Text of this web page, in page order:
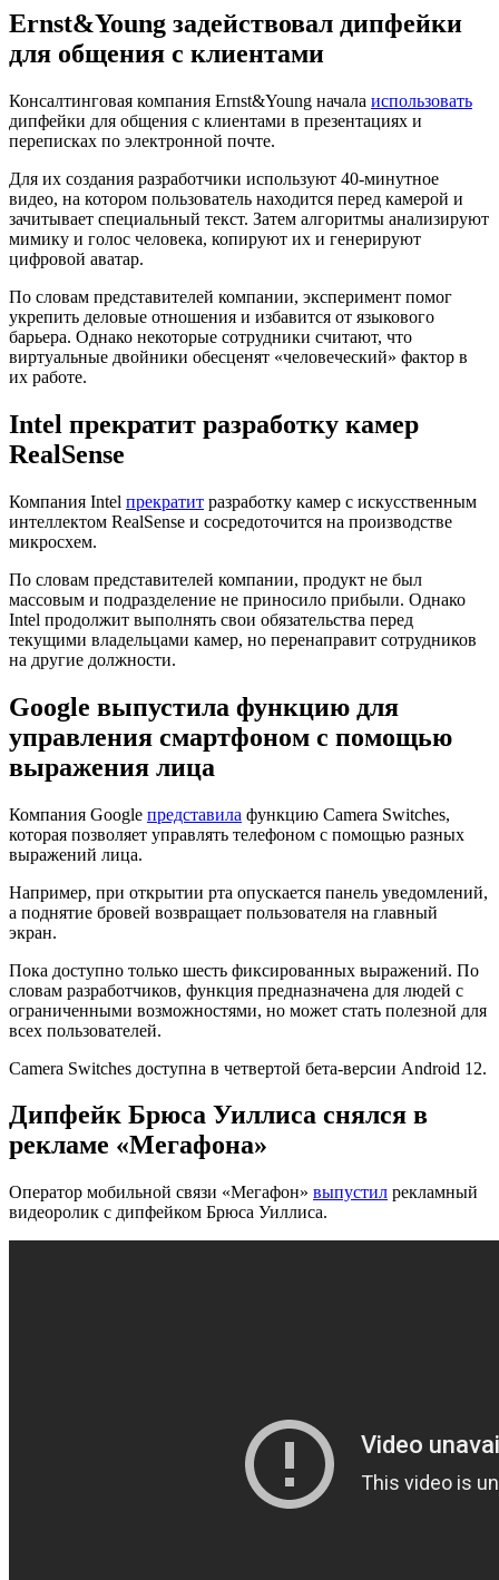
Ernst&Young задействовал дипфейки
для общения с клиентами
Консалтинговая компания Ernst&Young начала использовать
дипфейки для общения с клиентами в презентациях и
переписках по электронной почте.
Для их создания разработчики используют 40-минутное
видео, на котором пользователь находится перед камерой и
зачитывает специальный текст. Затем алгоритмы анализируют
мимику и голос человека, копируют их и генерируют
цифровой аватар.
По словам представителей компании, эксперимент помог
укрепить деловые отношения и избавится от языкового
барьера. Однако некоторые сотрудники считают, что
виртуальные двойники обесценят «человеческий» фактор в
их работе.
Intel прекратит разработку камер
RealSense
Компания Intel прекратит разработку камер с искусственным
интеллектом RealSense и сосредоточится на производстве
микросхем.
По словам представителей компании, продукт не был
массовым и подразделение не приносило прибыли. Однако
Intel продолжит выполнять свои обязательства перед
текущими владельцами камер, но перенаправит сотрудников
на другие должности.
Google выпустила функцию для
управления смартфоном с помощью
выражения лица
Компания Google представила функцию Camera Switches,
которая позволяет управлять телефоном с помощью разных
выражений лица.
Например, при открытии рта опускается панель уведомлений,
а поднятие бровей возвращает пользователя на главный
экран.
Пока доступно только шесть фиксированных выражений. По
словам разработчиков, функция предназначена для людей с
ограниченными возможностями, но может стать полезной для
всех пользователей.
Camera Switches доступна в четвертой бета-версии Android 12.
Дипфейк Брюса Уиллиса снялся в
рекламе «Мегафона»
Оператор мобильной связи «Мегафон» выпустил рекламный
видеоролик с дипфейком Брюса Уиллиса.